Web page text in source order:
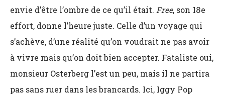
envie d’être l’ombre de ce qu’il était. Free, son 18e
effort, donne l’heure juste. Celle d’un voyage qui
s’achève, d’une réalité qu’on voudrait ne pas avoir
à vivre mais qu’on doit bien accepter. Fataliste oui,
monsieur Osterberg l’est un peu, mais il ne partira
pas sans ruer dans les brancards. Ici, Iggy Pop